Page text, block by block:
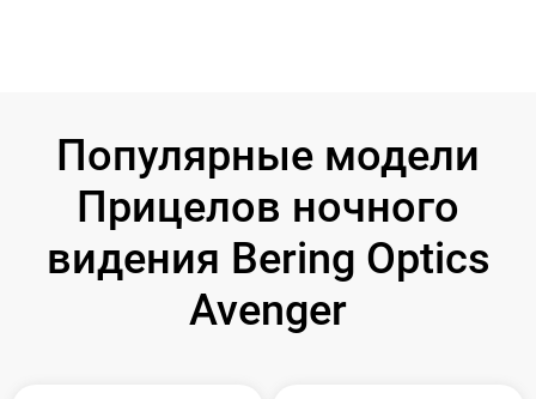
Популярные модели
Прицелов ночного
видения Bering Optics
Avenger